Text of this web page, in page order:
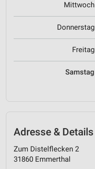
Mittwoch
Donnerstag
Freitag
Samstag
Adresse & Details
Zum Distelflecken 2
31860 Emmerthal